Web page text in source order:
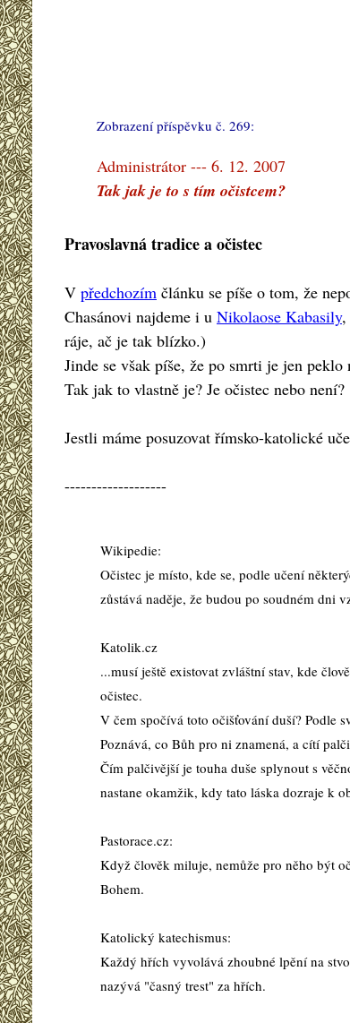
Zobrazení příspěvku č. 269:
Administrátor --- 6. 12. 2007
Tak jak je to s tím očistcem?
Pravoslavná tradice a očistec
V předchozím článku se píše o tom, že
Chasánovi najdeme i u Nikolaose Kabasily,
ráje, ač je tak blízko.)
Jinde se však píše, že po smrti je jen
Tak jak to vlastně je? Je očistec nebo není?
Jestli máme posuzovat římsko-katolické
-------------------
Wikipedie:
Očistec je místo, kde se, podle učení
zůstává naděje, že budou po soudném dni
Katolik.cz
...musí ještě existovat zvláštní stav, kde
očistec.
V čem spočívá toto očišťování duší? Podle
Poznává, co Bůh pro ni znamená, a cítí
Čím palčivější je touha duše splynout s
nastane okamžik, kdy tato láska dozraje k
Pastorace.cz:
Když člověk miluje, nemůže pro něho být
Bohem.
Katolický katechismus:
Každý hřích vyvolává zhoubné lpění na
nazývá "časný trest" za hřích.